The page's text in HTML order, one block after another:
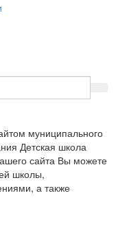
муниципального
Детская школа
сайта Вы можете
школы,
а также